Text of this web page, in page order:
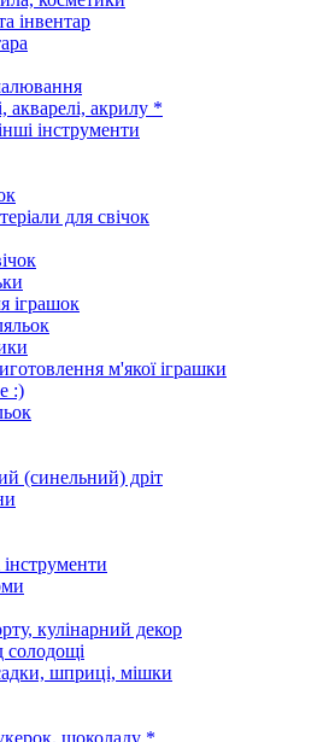
інвентар
акварелі, акрилу *
інструменти
для свічок
іграшок
м'якої іграшки
:)
(синельний) дріт
кулінарний декор
солодощі
шприці, мішки
шоколаду *